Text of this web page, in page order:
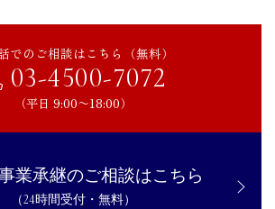
でのご相談はこちら（無料）
03-4500-7072
（平日 9:00〜18:00）
業承継のご相談はこちら
（24時間受付・無料）